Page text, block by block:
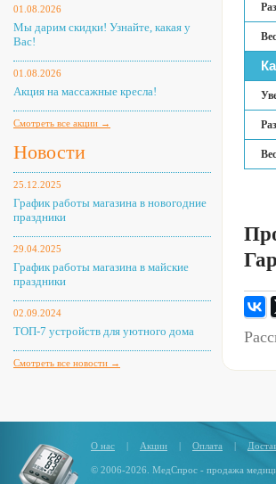
01.08.2026
Мы дарим скидки! Узнайте, какая у
Вас!
01.08.2026
Акция на массажные кресла!
Смотреть все акции →
Новости
25.12.2025
График работы магазина в новогодние
праздники
29.04.2025
График работы магазина в майские
праздники
02.09.2024
ТОП-7 устройств для уютного дома
Смотреть все новости →
О нас | Акции | Оплата |
© 2006-2026. МедСпрос - продажа